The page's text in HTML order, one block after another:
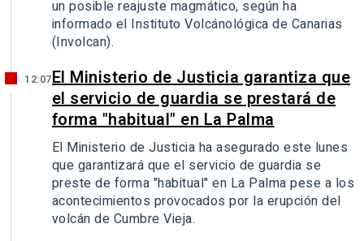
un posible reajuste magmático, según ha
informado el Instituto Volcánológica de Canarias
(Involcan).
12:07El Ministerio de Justicia garantiza que
el servicio de guardia se prestará de
forma "habitual" en La Palma
El Ministerio de Justicia ha asegurado este lunes
que garantizará que el servicio de guardia se
preste de forma "habitual" en La Palma pese a los
acontecimientos provocados por la erupción del
volcán de Cumbre Vieja.